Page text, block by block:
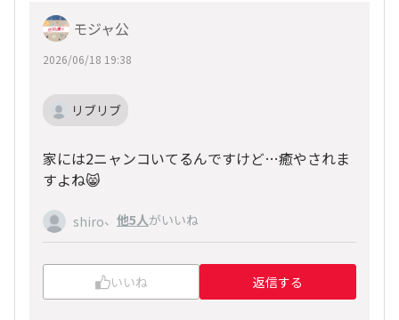
モジャ公
2026/06/18 19:38
リブリブ
家には2ニャンコいてるんですけど…癒やされま
すよね😸
shiro、 他5人がいいね
いいね 返信する